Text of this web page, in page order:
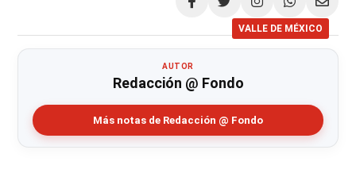
Compartir
VALLE DE MÉXICO
AUTOR
Redacción @ Fondo
Más notas de Redacción @ Fondo